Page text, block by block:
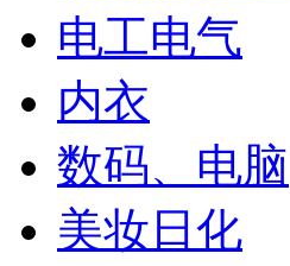
电工电气
内衣
数码、电脑
美妆日化